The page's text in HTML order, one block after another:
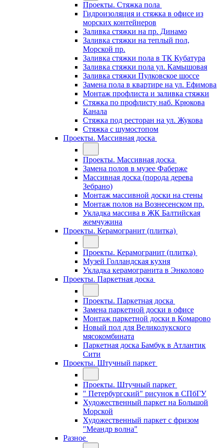
Проекты. Стяжка пола
Гидроизоляция и стяжка в офисе из
морских контейнеров
Заливка стяжки на пр. Динамо
Заливка стяжки на теплый пол,
Морской пр.
Заливка стяжки пола в ТК Кубатура
Заливка стяжки пола ул. Камышовая
Заливка стяжки Пулковское шоссе
Замена пола в квартире на ул. Ефимова
Монтаж профлиста и заливка стяжки
Стяжка по профлисту наб. Крюкова
Канала
Стяжка под ресторан на ул. Жукова
Стяжка с шумостопом
Проекты. Массивная доска
Проекты. Массивная доска
Замена полов в музее Фаберже
Массивная доска (порода дерева
Зебрано)
Монтаж массивной доски на стены
Монтаж полов на Вознесенском пр.
Укладка массива в ЖК Балтийская
жемчужина
Проекты. Керамогранит (плитка)
Проекты. Керамогранит (плитка)
Музей Голландская кухня
Укладка керамогранита в Энколово
Проекты. Паркетная доска
Проекты. Паркетная доска
Замена паркетной доски в офисе
Монтаж паркетной доски в Комарово
Новый пол для Великолукского
мясокомбината
Паркетная доска Бамбук в Атлантик
Сити
Проекты. Штучный паркет
Проекты. Штучный паркет
" Петербургский" рисунок в СПбГУ
Художественный паркет на Большой
Морской
Художественный паркет с фризом
"Меандр волна"
Разное